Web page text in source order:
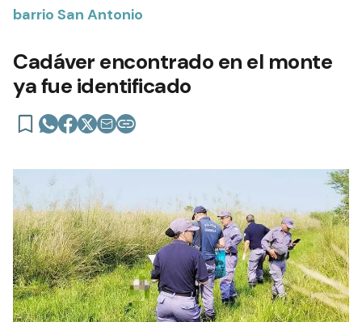
barrio San Antonio
Cadáver encontrado en el monte
ya fue identificado